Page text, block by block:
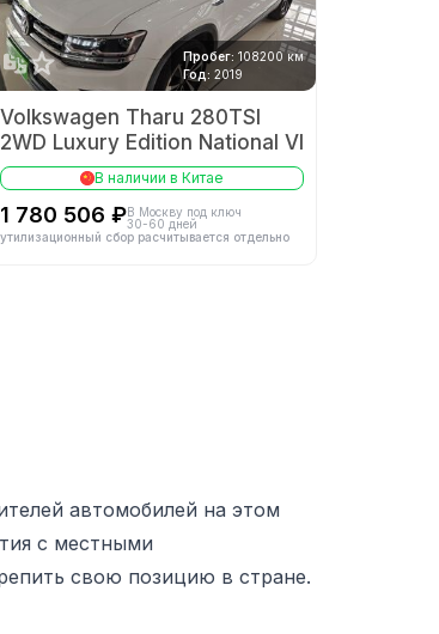
Пробег: 108200 км
Год: 2019
Volkswagen Tharu 280TSI
2WD Luxury Edition National VI
В наличии в Китае
1 780 506 ₽В Москву под ключ
30-60 дней
утилизационный сбор расчитывается отдельно
автомобилей на этом
с местными
свою позицию в стране.